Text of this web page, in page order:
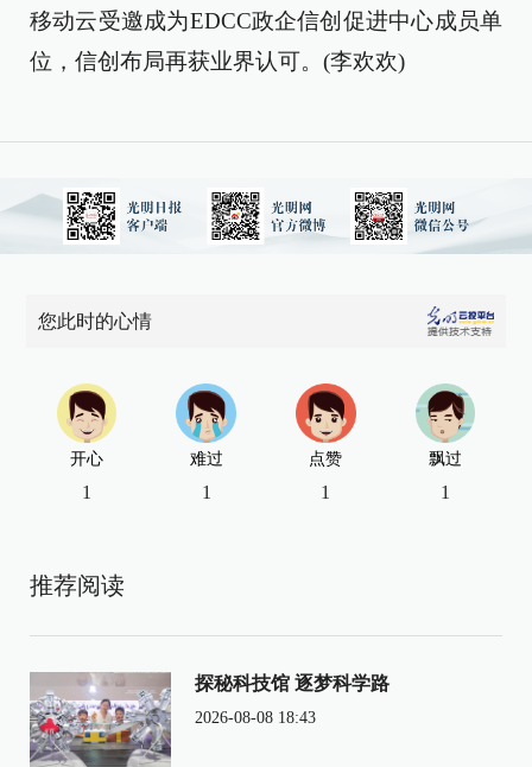
移动云受邀成为EDCC政企信创促进中心成员单
位，信创布局再获业界认可。(李欢欢)
您此时的心情
开心
1
难过
1
点赞
1
飘过
1
推荐阅读
探秘科技馆 逐梦科学路
2026-08-08 18:43